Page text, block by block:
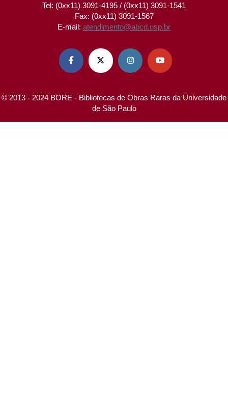
Tel: (0xx11) 3091-4195 / (0xx11) 3091-1541
Fax: (0xx11) 3091-1567
E-mail: atendimento@abcd.usp.br
   
© 2013 - 2024 BORE - Bibliotecas de Obras Raras da Universidade
de São Paulo